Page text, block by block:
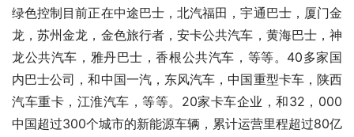
绿色控制目前正在中途巴士，北汽福田，宇通巴士，厦门金
龙，苏州金龙，金色旅行者，安卡公共汽车，黄海巴士，神
龙公共汽车，雅丹巴士，香根公共汽车，等等。40多家国
内巴士公司，和中国一汽，东风汽车，中国重型卡车，陕西
汽车重卡，江淮汽车，等等。20家卡车企业，和32，000
中国超过300个城市的新能源车辆，累计运营里程超过80亿